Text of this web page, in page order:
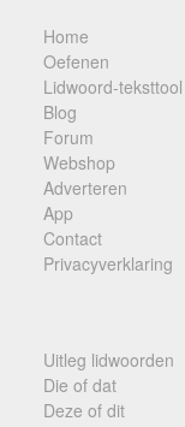
Home
Oefenen
Lidwoord-teksttool
Blog
Forum
Webshop
Adverteren
App
Contact
Privacyverklaring
Uitleg lidwoorden
Die of dat
Deze of dit